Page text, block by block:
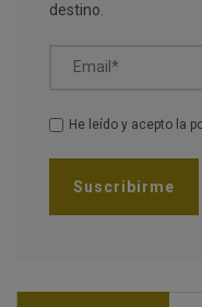
destino.
Email*
He leído y acepto la